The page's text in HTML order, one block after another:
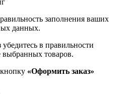
заполнения ваших
данных.
убедитесь в правильности
выбранных товаров.
«Оформить заказ»